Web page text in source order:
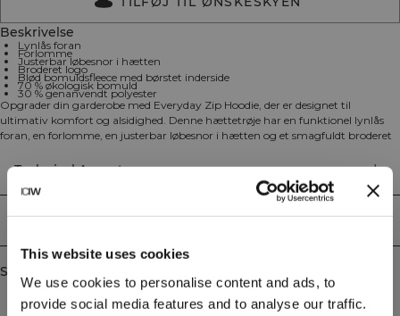
This website uses cookies
We use cookies to personalise content and ads, to
provide social media features and to analyse our traffic.
Beskrivelse
Lynlås foran
Forlomme
Justerbar løbesnor i hætten
Broderet logo
Blød bomuldsfleece med børstet inderside
70 % økologisk bomuld
30 % genanvendt polyester
Opgrader din garderobe med Everyday Zip Hoodie, der er designet til
ultimativ komfort og alsidighed. Denne hættetrøje har en funktionel lynlås
foran, en forlomme, en justerbar løbesnor i hætten og et smagfuldt broderet
behageligt varm med moderne pasform, hvilket gør den perfekt til ethvert
afslappet outfit. 70% økologisk bomuld, 30% genanvendt polyester.
Technical Aspects
Levering og returnering
Similar products